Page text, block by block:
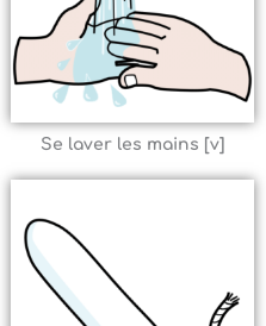
Se laver les mains [v]